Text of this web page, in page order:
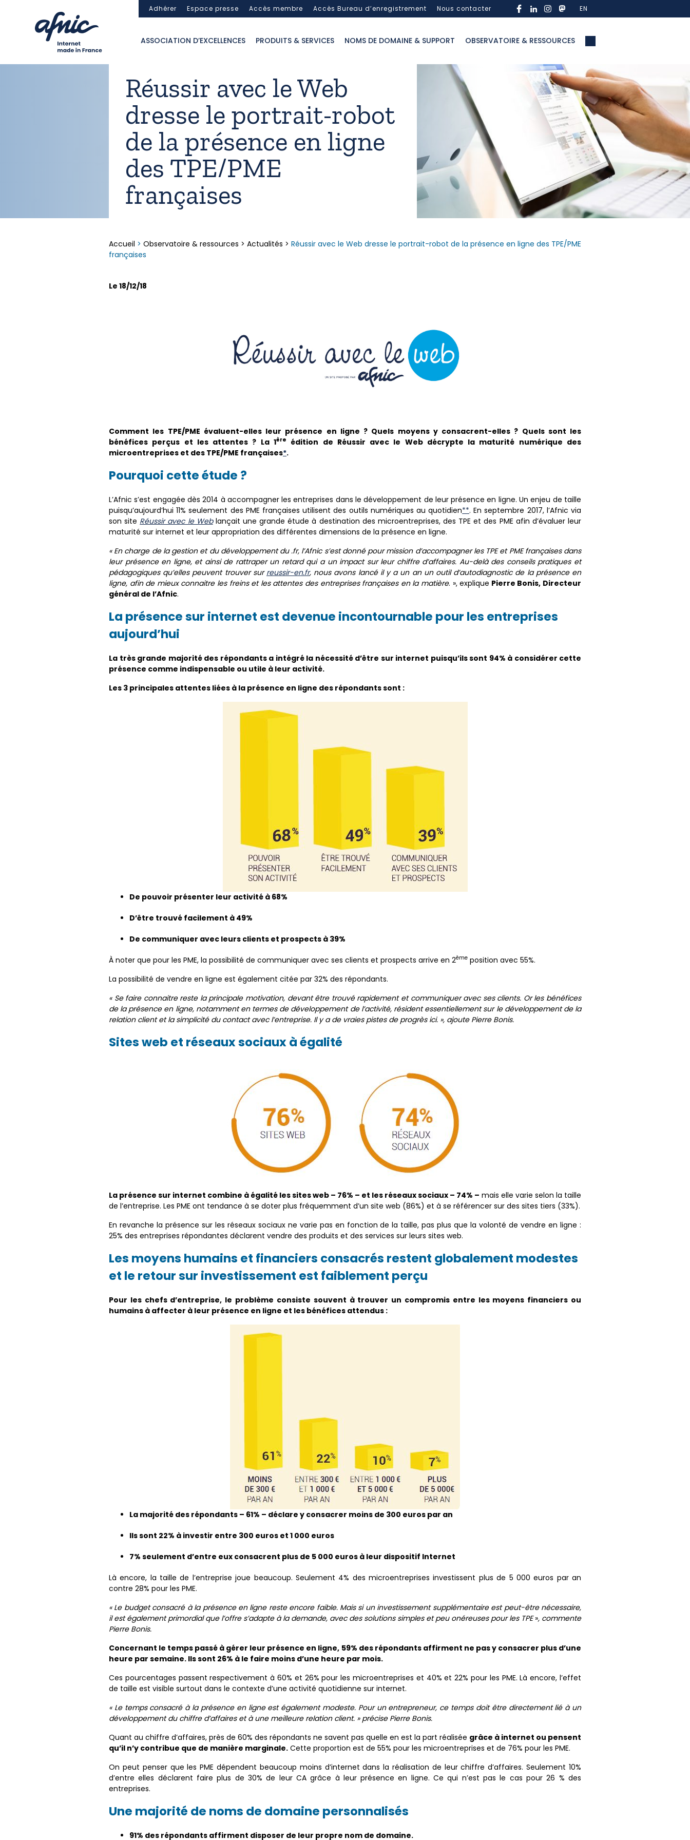
Adhérer Espace presse Accès membre Accès Bureau d’enregistrement Nous contacter EN
ASSOCIATION D’EXCELLENCES PRODUITS & SERVICES NOMS DE DOMAINE & SUPPORT OBSERVATOIRE & RESSOURCES
Réussir avec le Web
dresse le portrait-robot
de la présence en ligne
des TPE/PME
françaises
Accueil > Observatoire & ressources > Actualités > Réussir avec le Web dresse le portrait-robot de la présence en ligne des TPE/PME
françaises
Le 18/12/18
Comment les TPE/PME évaluent-elles leur présence en ligne ? Quels moyens y consacrent-elles ? Quels sont les
bénéfices perçus et les attentes ? La 1ère
édition de Réussir avec le Web décrypte la maturité numérique des
microentreprises et des TPE/PME françaises*.
Pourquoi cette étude ?
L’Afnic s’est engagée dès 2014 à accompagner les entreprises dans le développement de leur présence en ligne. Un enjeu de taille
puisqu’aujourd’hui 11% seulement des PME françaises utilisent des outils numériques au quotidien**. En septembre 2017, l’Afnic via
son site Réussir avec le Web lançait une grande étude à destination des microentreprises, des TPE et des PME afin d’évaluer leur
maturité sur internet et leur appropriation des différentes dimensions de la présence en ligne.
« En charge de la gestion et du développement du .fr, l’Afnic s’est donné pour mission d’accompagner les TPE et PME françaises dans
leur présence en ligne, et ainsi de rattraper un retard qui a un impact sur leur chiffre d’affaires. Au-delà des conseils pratiques et
pédagogiques qu’elles peuvent trouver sur reussir-en.fr, nous avons lancé il y a un an un outil d’autodiagnostic de la présence en
ligne, afin de mieux connaitre les freins et les attentes des entreprises françaises en la matière. », explique Pierre Bonis, Directeur
général de l’Afnic.
La présence sur internet est devenue incontournable pour les entreprises
aujourd’hui
La très grande majorité des répondants a intégré la nécessité d’être sur internet puisqu’ils sont 94% à considérer cette
présence comme indispensable ou utile à leur activité.
Les 3 principales attentes liées à la présence en ligne des répondants sont :
De pouvoir présenter leur activité à 68%
D’être trouvé facilement à 49%
De communiquer avec leurs clients et prospects à 39%
À noter que pour les PME, la possibilité de communiquer avec ses clients et prospects arrive en 2ème position avec 55%.
La possibilité de vendre en ligne est également citée par 32% des répondants.
« Se faire connaitre reste la principale motivation, devant être trouvé rapidement et communiquer avec ses clients. Or les bénéfices
de la présence en ligne, notamment en termes de développement de l’activité, résident essentiellement sur le développement de la
relation client et la simplicité du contact avec l’entreprise. Il y a de vraies pistes de progrès ici. », ajoute Pierre Bonis.
Sites web et réseaux sociaux à égalité
La présence sur internet combine à égalité les sites web – 76% – et les réseaux sociaux – 74% – mais elle varie selon la taille
de l’entreprise. Les PME ont tendance à se doter plus fréquemment d’un site web (86%) et à se référencer sur des sites tiers (33%).
En revanche la présence sur les réseaux sociaux ne varie pas en fonction de la taille, pas plus que la volonté de vendre en ligne :
25% des entreprises répondantes déclarent vendre des produits et des services sur leurs sites web.
Les moyens humains et financiers consacrés restent globalement modestes
et le retour sur investissement est faiblement perçu
Pour les chefs d’entreprise, le problème consiste souvent à trouver un compromis entre les moyens financiers ou
humains à affecter à leur présence en ligne et les bénéfices attendus :
La majorité des répondants – 61% – déclare y consacrer moins de 300 euros par an
Ils sont 22% à investir entre 300 euros et 1 000 euros
7% seulement d’entre eux consacrent plus de 5 000 euros à leur dispositif Internet
Là encore, la taille de l’entreprise joue beaucoup. Seulement 4% des microentreprises investissent plus de 5 000 euros par an
contre 28% pour les PME.
« Le budget consacré à la présence en ligne reste encore faible. Mais si un investissement supplémentaire est peut-être nécessaire,
il est également primordial que l’offre s’adapte à la demande, avec des solutions simples et peu onéreuses pour les TPE», commente
Pierre Bonis.
Concernant le temps passé à gérer leur présence en ligne, 59% des répondants affirment ne pas y consacrer plus d’une
heure par semaine. Ils sont 26% à le faire moins d’une heure par mois.
Ces pourcentages passent respectivement à 60% et 26% pour les microentreprises et 40% et 22% pour les PME. Là encore, l’effet
de taille est visible surtout dans le contexte d’une activité quotidienne sur internet.
« Le temps consacré à la présence en ligne est également modeste. Pour un entrepreneur, ce temps doit être directement lié à un
développement du chiffre d’affaires et à une meilleure relation client. » précise Pierre Bonis.
Quant au chiffre d’affaires, près de 60% des répondants ne savent pas quelle en est la part réalisée grâce à internet ou pensent
qu’il n’y contribue que de manière marginale. Cette proportion est de 55% pour les microentreprises et de 76% pour les PME.
On peut penser que les PME dépendent beaucoup moins d’internet dans la réalisation de leur chiffre d’affaires. Seulement 10%
d’entre elles déclarent faire plus de 30% de leur CA grâce à leur présence en ligne. Ce qui n’est pas le cas pour 26 % des
entreprises.
Une majorité de noms de domaine personnalisés
91% des répondants affirment disposer de leur propre nom de domaine.